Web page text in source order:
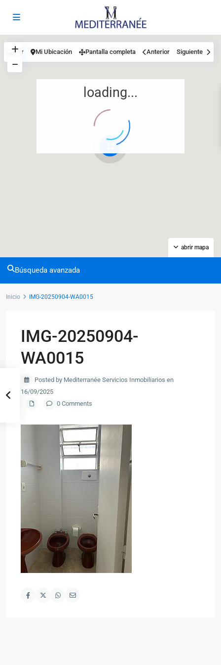
loading...
abrir mapa
Ver Mi Ubicación Pantalla completa Anterior Siguiente
Búsqueda avanzada
Inicio IMG-20250904-WA0015
IMG-20250904-
WA0015
Posted by Mediterranée Servicios Inmobiliarios en
16/09/2025
0 Comments